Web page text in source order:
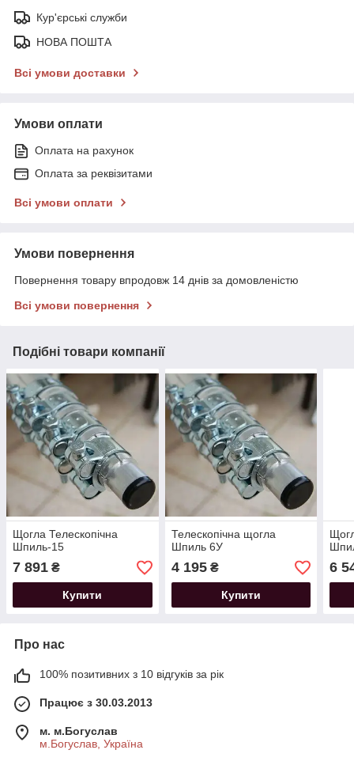
Кур'єрські служби
НОВА ПОШТА
Всі умови доставки
Умови оплати
Оплата на рахунок
Оплата за реквізитами
Всі умови оплати
Умови повернення
Повернення товару впродовж 14 днів за домовленістю
Всі умови повернення
Подібні товари компанії
Щогла Телескопічна
Шпиль-15
7 891 ₴
Купити
Телескопічна щогла
Шпиль 6У
4 195₴
Купити
6
Про нас
100% позитивних з 10 відгуків за рік
Працює з 30.03.2013
м. м.Богуслав
м.Богуслав, Україна